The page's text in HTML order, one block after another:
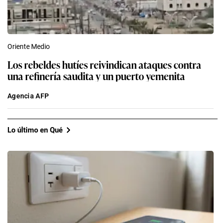
Oriente Medio
Los rebeldes hutíes reivindican ataques contra
una refinería saudita y un puerto yemenita
Agencia AFP
Lo último en Qué